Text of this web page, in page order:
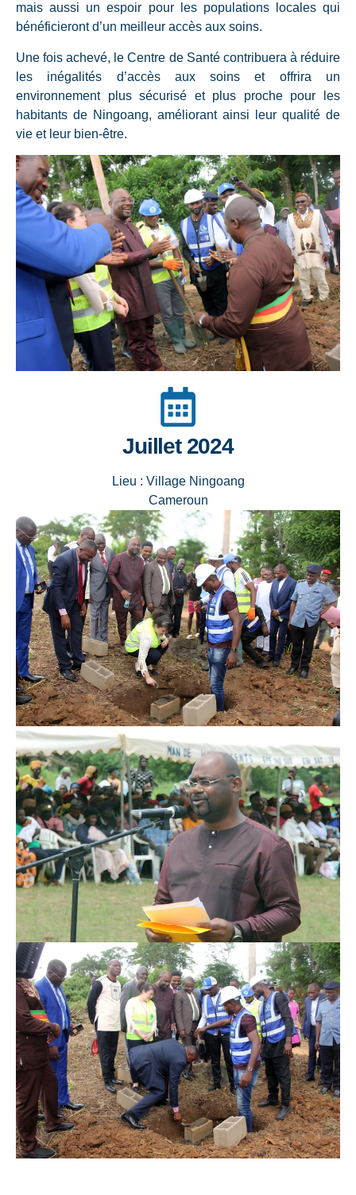
Juillet 2024
Lieu : Village Ningoang
Cameroun
mais aussi un espoir pour les populations locales qui
bénéficieront d’un meilleur accès aux soins.
Une fois achevé, le Centre de Santé contribuera à réduire
les inégalités d’accès aux soins et offrira un
environnement plus sécurisé et plus proche pour les
habitants de Ningoang, améliorant ainsi leur qualité de
vie et leur bien-être.